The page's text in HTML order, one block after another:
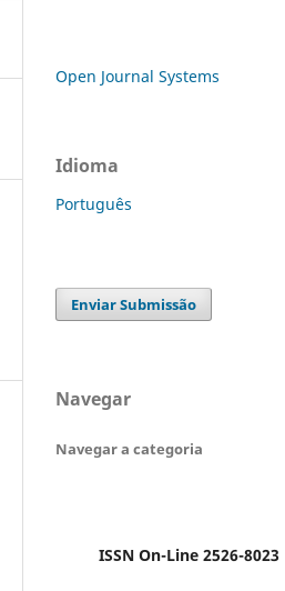
Open Journal Systems
Idioma
Português
Enviar Submissão
Navegar
Navegar a categoria
ISSN On-Line 2526-8023